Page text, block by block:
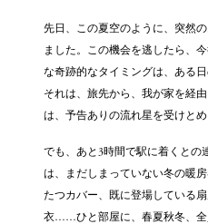
先日、この夏空のように、突然
ました。この機会を逃したら、
な奇跡的なタイミングは、ある日
それは、旅先から、我が家を経
は、予告ありの流れ星を受けと
でも、あと3時間で駅に着くとの
は、まだしまっていない冬の暖
たつカバー、既に登場している
衣……ひと部屋に、春夏秋冬、全